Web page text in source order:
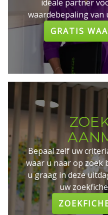
ideale partner
waardebepaling van
GRATIS
Bepaal zelf uw
waar u naar op zoek
u graag in deze
uw